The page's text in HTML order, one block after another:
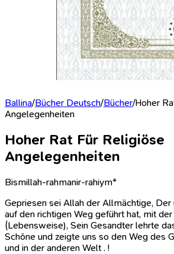
Ballina/Bücher Deutsch/Bücher/Hoher
Angelegenheiten
Hoher Rat Für Religiöse
Angelegenheiten
Bismillah-rahmanir-rahiym*
Gepriesen sei Allah der Allmächtige,
auf den richtigen Weg geführt hat, mit der
(Lebensweise), Sein Gesandter lehrte
Schöne und zeigte uns so den Weg des
und in der anderen Welt . !